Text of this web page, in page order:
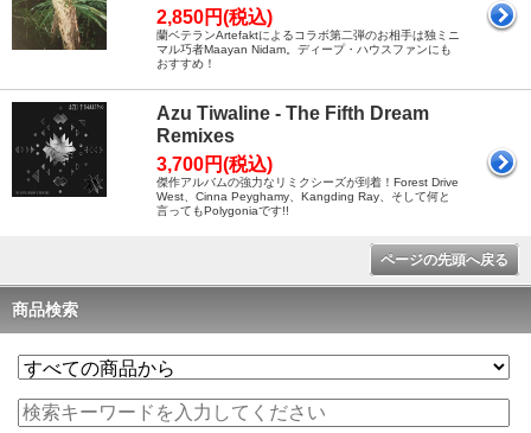
2,850円(税込)
蘭ベテランArtefaktによるコラボ第二弾のお相手は独ミニ
マル巧者Maayan Nidam。ディープ・ハウスファンにも
おすすめ！
Azu Tiwaline - The Fifth Dream
Remixes
3,700円(税込)
傑作アルバムの強力なリミクシーズが到着！Forest Drive
West、Cinna Peyghamy、Kangding Ray、そして何と
言ってもPolygoniaです!!
ページの先頭へ戻る
商品検索